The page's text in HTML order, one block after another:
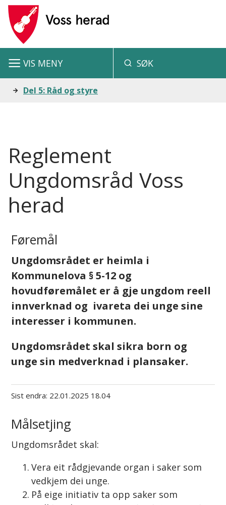
V
s
a
d
SØK
VIS MENY
Du Del 5: Råd og styre
Reglement
Ungdomsråd Voss
herad
Føremål
Ungdomsrådet er heimla i
Kommunelova § 5-12 og
hovudføremålet er å gje ungdom reell
innverknad og ivareta dei unge sine
interesser i kommunen.
Ungdomsrådet skal sikra born og
unge sin medverknad i plansaker.
Sist endra 22.01.2025 18.04
Målsetjing
Ungdomsrådet skal:
Vera eit rådgjevande organ i saker som
vedkjem dei unge.
På eige initiativ ta opp saker som